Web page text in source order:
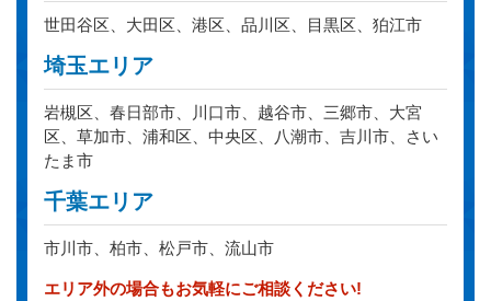
世田谷区、大田区、港区、品川区、目黒区、狛江市
埼玉エリア
岩槻区、春日部市、川口市、越谷市、三郷市、大宮
区、草加市、浦和区、中央区、八潮市、吉川市、さい
たま市
千葉エリア
市川市、柏市、松戸市、流山市
エリア外の場合もお気軽にご相談ください!